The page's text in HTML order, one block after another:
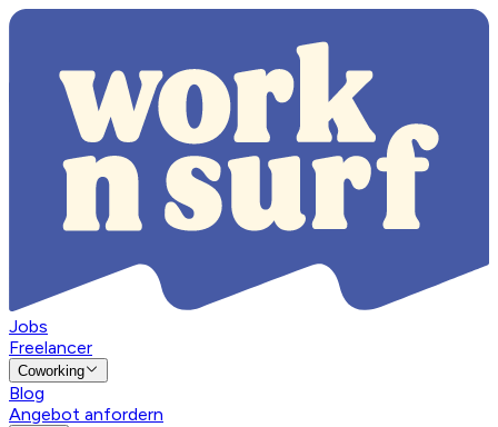
Jobs
Freelancer
Coworking
Blog
Angebot anfordern